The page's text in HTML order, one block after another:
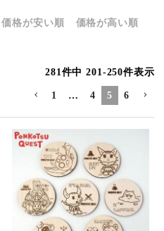
価格が安い順
価格が高い順
281件中 201-250件表示
1 … 4 5 6